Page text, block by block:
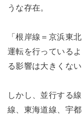
うな存在。
「根岸線＝京浜東
運転を行っている
る影響は大きくない
しかし、並行する
線、東海道線、宇